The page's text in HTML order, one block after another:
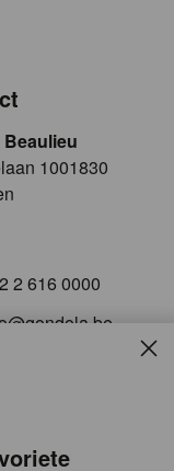
1001830
2 616 0000
op